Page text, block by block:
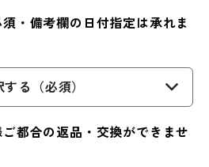
・備考欄の日付指定は承れま
する（必須）
都合の返品・交換ができませ